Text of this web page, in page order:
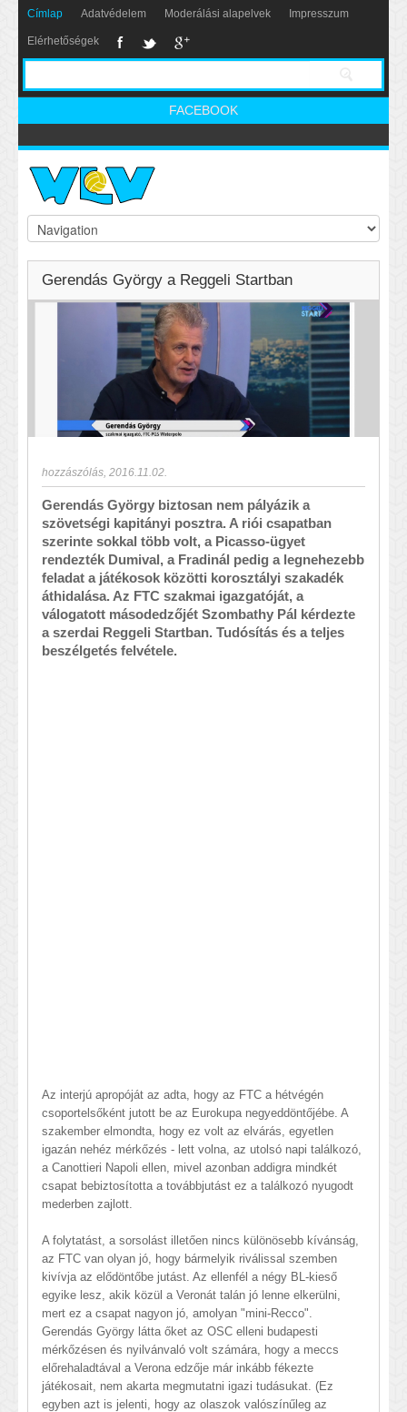
Címlap Adatvédelem Moderálási alapelvek Impresszum
Elérhetőségek
FACEBOOK
Gerendás György a Reggeli Startban
hozzászólás 2016.11.02.
Gerendás György biztosan nem pályázik a
szövetségi kapitányi posztra. A riói csapatban
szerinte sokkal több volt, a Picasso-ügyet
rendezték Dumival, a Fradinál pedig a legnehezebb
feladat a játékosok közötti korosztályi szakadék
áthidalása. Az FTC szakmai igazgatóját, a
válogatott másodedzőjét Szombathy Pál kérdezte
a szerdai Reggeli Startban. Tudósítás és a teljes
beszélgetés felvétele.
Az interjú apropóját az adta, hogy az FTC a hétvégén
csoportelsőként jutott be az Eurokupa negyeddöntőjébe. A
szakember elmondta, hogy ez volt az elvárás, egyetlen
igazán nehéz mérkőzés - lett volna, az utolsó napi találkozó,
a Canottieri Napoli ellen, mivel azonban addigra mindkét
csapat bebiztosította a továbbjutást ez a találkozó nyugodt
mederben zajlott.
A folytatást, a sorsolást illetően nincs különösebb kívánság,
az FTC van olyan jó, hogy bármelyik riválissal szemben
kivívja az elődöntőbe jutást. Az ellenfél a négy BL-kieső
egyike lesz, akik közül a Veronát talán jó lenne elkerülni,
mert ez a csapat nagyon jó, amolyan "mini-Recco".
Gerendás György látta őket az OSC elleni budapesti
mérkőzésen és nyilvánvaló volt számára, hogy a meccs
előrehaladtával a Verona edzője már inkább fékezte
játékosait, nem akarta megmutatni igazi tudásukat. (Ez
egyben azt is jelenti, hogy az olaszok valószínűleg az